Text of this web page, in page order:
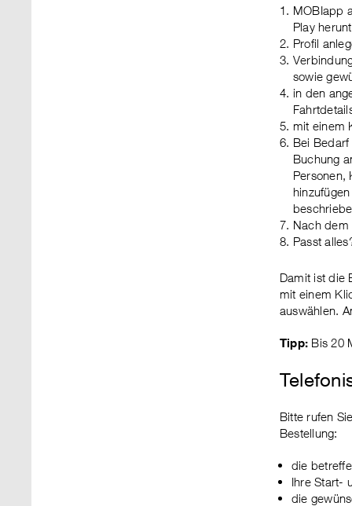
MOBIapp
Play
Profil
sowie
in den
mit einem
Bei
Buchung
Personen,
Nach dem
Passt
Damit ist die
mit einem
auswählen.
Tipp: Bis 20
Bitte rufen
Bestellung:
die
Ihre Start-
die